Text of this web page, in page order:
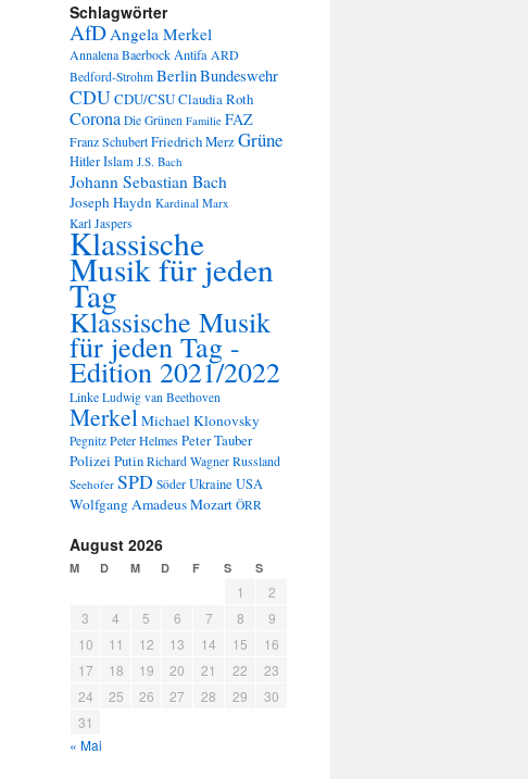
Schlagwörter
AfDAngela Merkel
Annalena BaerbockAntifa ARD
Bedford-Strohm BerlinBundeswehr
CDUCDU/CSUClaudia Roth
Corona Die Grünen Familie FAZ
Franz SchubertFriedrich MerzGrüne
HitlerIslam J.S. Bach
Johann Sebastian Bach
Joseph Haydn Kardinal Marx
Karl Jaspers
Klassische
Musik für jeden
Tag
Klassische Musik
für jeden Tag -
Edition 2021/2022
Linke Ludwig van Beethoven
MerkelMichael Klonovsky
Pegnitz Peter HelmesPeter Tauber
PolizeiPutin Richard Wagner Russland
Seehofer SPD Söder Ukraine USA
Wolfgang Amadeus Mozart ÖRR
August 2026
M D M D F S S
1
2
3
4 5 6 7 8
9
10
11 12 13 14 15
16
17
18 19 20 21 22
23
24
25 26 27 28 29
30
31
« Mai